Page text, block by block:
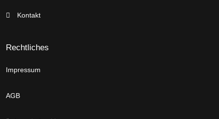
Kontakt
Rechtliches
Impressum
AGB